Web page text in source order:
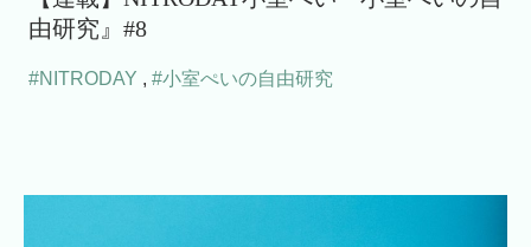
由研究』#8
#NITRODAY , #小室ぺいの自由研究